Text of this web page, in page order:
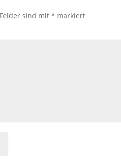
sind mit* markiert